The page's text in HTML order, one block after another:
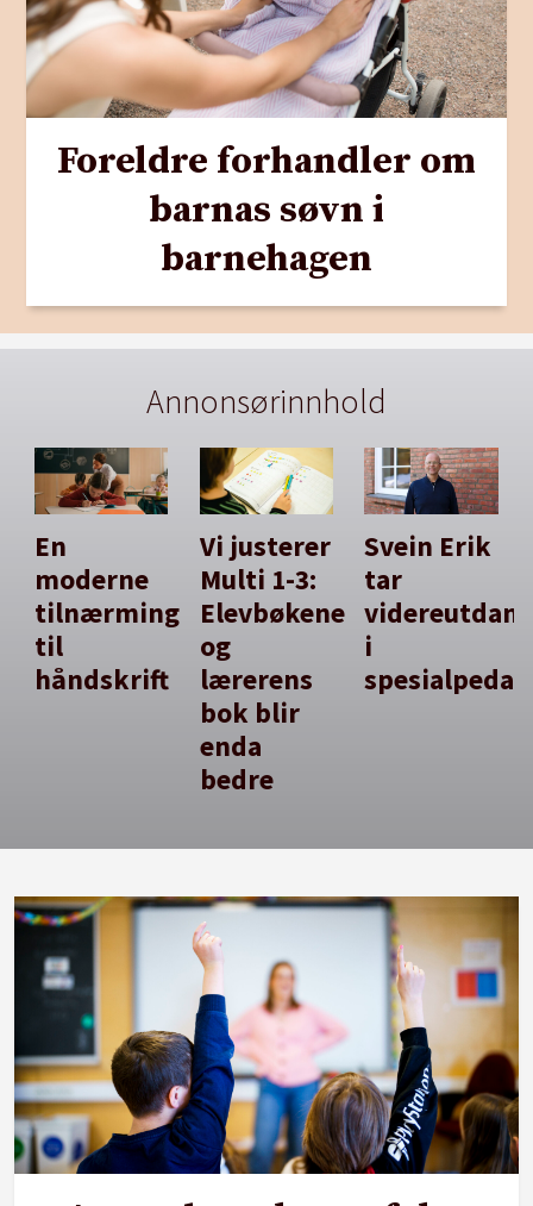
Foreldre forhandler om
barnas søvn i
barnehagen
Annonsørinnhold
En
moderne
tilnærming
til
håndskrift
Vi justerer
Multi 1-3:
Elevbøkene
og
lærerens
bok blir
enda
bedre
Svein Erik
tar
i